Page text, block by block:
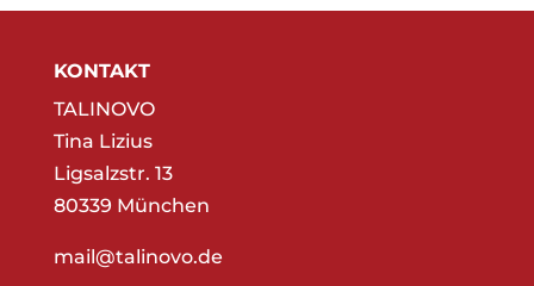
KONTAKT
TALINOVO
Tina Lizius
Ligsalzstr. 13
80339 München
mail@talinovo.de